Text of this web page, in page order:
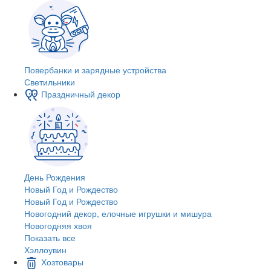
Повербанки и зарядные устройства
Светильники
Праздничный декор
День Рождения
Новый Год и Рождество
Новый Год и Рождество
Новогодний декор, елочные игрушки и мишура
Новогодняя хвоя
Показать все
Хэллоувин
Хозтовары